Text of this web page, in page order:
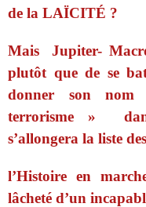
de la LAÏCITÉ ?
Mais Jupiter-
plutôt que de se
donner son
terrorisme »
s’allongera la liste
l’Histoire en
lâcheté d’un